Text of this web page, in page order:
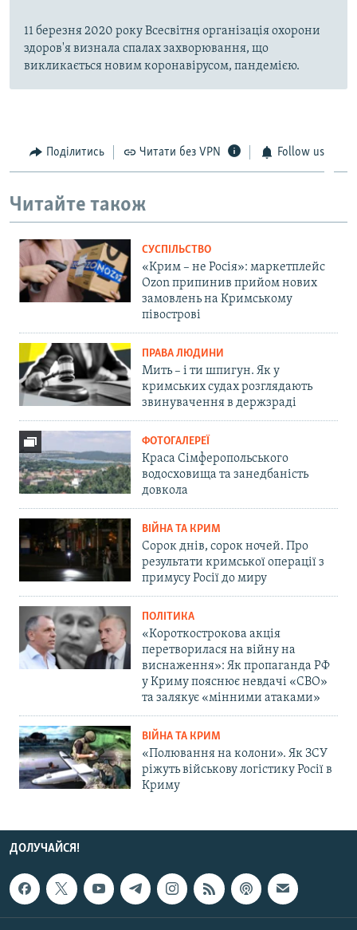
11 березня 2020 року Всесвітня організація охорони
здоров'я визнала спалах захворювання, що
викликається новим коронавірусом, пандемією.
Поділитись Читати без VPN Follow us
Читайте також
СУСПІЛЬСТВО
«Крим – не Росія»: маркетплейс
Ozon припинив прийом нових
замовлень на Кримському
півострові
ПРАВА ЛЮДИНИ
Мить – і ти шпигун. Як у
кримських судах розглядають
звинувачення в держзраді
ФОТОГАЛЕРЕЇ
Краса Сімферопольського
водосховища та занедбаність
довкола
ВІЙНА ТА КРИМ
Сорок днів, сорок ночей. Про
результати кримської операції з
примусу Росії до миру
ПОЛІТИКА
«Короткострокова акція
перетворилася на війну на
виснаження»: Як пропаганда РФ
у Криму пояснює невдачі «СВО»
та залякує «мінними атаками»
ВІЙНА ТА КРИМ
«Полювання на колони». Як ЗСУ
ріжуть військову логістику Росії в
Криму
ДОЛУЧАЙСЯ!